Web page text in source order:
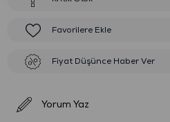
Favorilere Ekle
Fiyat Düşünce Haber Ver
Yorum Yaz